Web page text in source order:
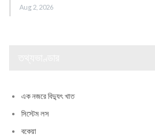
Aug 2, 2026
এক নজরে বিদ্যুৎ খাত
সিস্টেম লস
বকেয়া